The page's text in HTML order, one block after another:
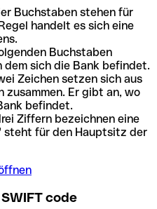
Buchstaben stehen für
handelt es sich eine
Buchstaben
dem sich die Bank befindet.
Zeichen setzen sich aus
zusammen. Er gibt an, wo
befindet.
Ziffern bezeichnen eine
steht für den Hauptsitz der
SWIFT code